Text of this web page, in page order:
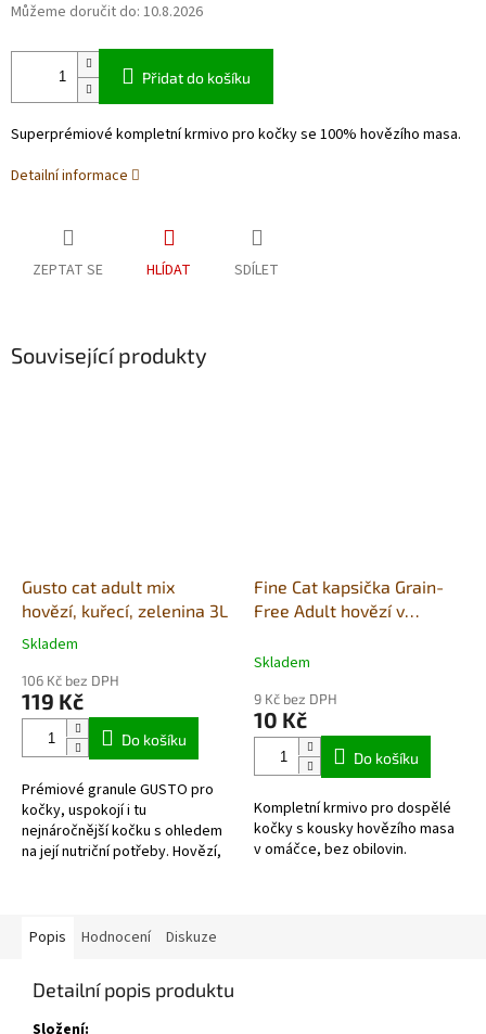
Můžeme doručit do: 10.8.2026
Přidat do košíku
Superprémiové kompletní krmivo pro kočky se 100% hovězího masa.
Detailní informace
ZEPTAT SE HLÍDAT SDÍLET
Související produkty
Gusto cat adult mix
hovězí, kuřecí, zelenina 3L
Průměrné
produktu
je
hvězdiček.
Skladem
106 Kč bez DPH
119 Kč
Do košíku
Prémiové granule GUSTO pro
kočky, uspokojí i tu
nejnáročnější kočku s ohledem
na její nutriční potřeby. Hovězí,
Fine Cat kapsička Grain-
Free Adult hovězí v
Skladem
9 Kč bez DPH
10 Kč
Do košíku
Kompletní krmivo pro dospělé
kočky s kousky hovězího masa
v omáčce, bez obilovin.
Popis Hodnocení Diskuze
Detailní popis produktu
Složení: